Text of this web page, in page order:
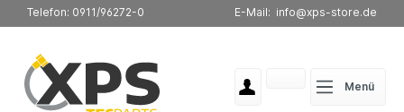
Telefon: 0911/96272-0 E-Mail: info@xps-store.de
Menü